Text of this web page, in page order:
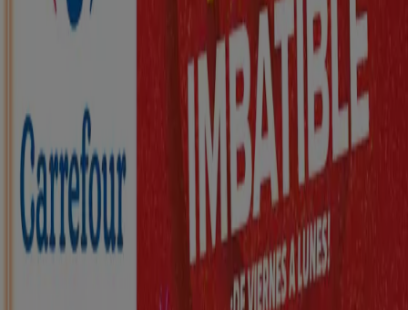
Ha llegado nuestra nueva colección
infantil
Santo Domingo de la Calzada
KIK
Más diversión en el cole
Caduca el 16/8
Santo Domingo de la Calzada
Nuevo